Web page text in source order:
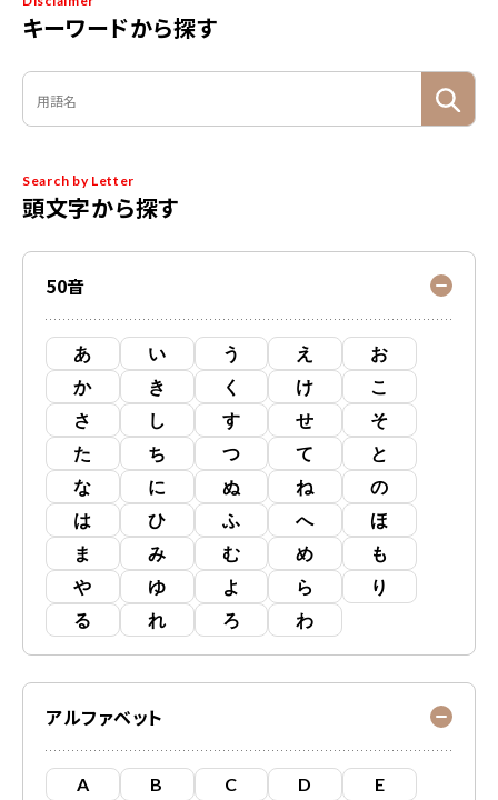
キーワードから探す
Search by Letter
頭文字から探す
50音
あ い う え
お
か
き く け
こ
さ
し す せ
そ
た
ち つ て
と
な
に ぬ ね
の
は
ひ ふ へ
ほ
ま
み む め
も
や
ゆ よ ら
り
る
れ ろ わ
アルファベット
A B C D
E